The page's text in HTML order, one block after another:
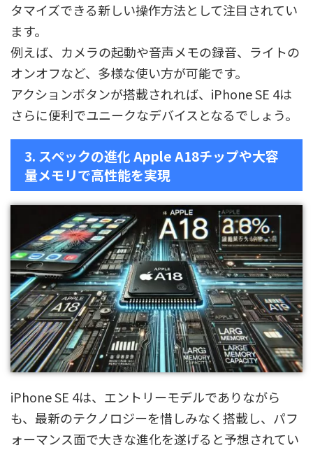
タマイズできる新しい操作方法として注目されてい
ます。
例えば、カメラの起動や音声メモの録音、ライトの
オンオフなど、多様な使い方が可能です。
アクションボタンが搭載されれば、iPhone SE 4は
さらに便利でユニークなデバイスとなるでしょう。
3. スペックの進化 Apple A18チップや大容
量メモリで高性能を実現
iPhone SE 4は、エントリーモデルでありながら
も、最新のテクノロジーを惜しみなく搭載し、パフ
ォーマンス面で大きな進化を遂げると予想されてい